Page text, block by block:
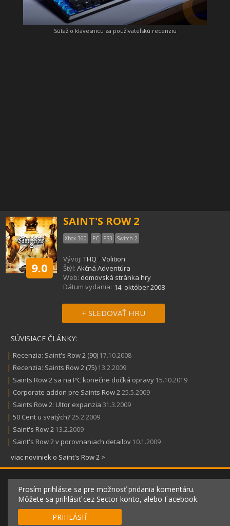
Súťaž o klávesnicu za používateľskú recenziu
9.0
SAINT'S ROW 2
Xbox 360 PC PS3 Switch 2
Vývoj: THQ / Volition
Štýl: Akčná Adventúra
Web: domovská stránka hry
Dátum vydania: 14. október 2008
+ SLEDOVAŤ HRU
SÚVISIACE ČLÁNKY:
| Recenzia: Saint's Row 2 (90) 17.10.2008
| Recenzia: Saints Row 2 (75) 13.2.2009
| Saints Row 2 sa na PC konečne dočká opravy 15.10.2019
| Corporate addon pre Saints Row 225.5.2009
| Saints Row 2: Ultor expanzia 31.3.2009
| 50 Cent u svätých?25.2.2009
| Saint's Row 2 13.2.2009
| Saint's Row 2 v porovnaniach detailov 10.1.2009
viac noviniek o Saint's Row 2 >
Prosím prihláste sa pre možnosť pridania komentáru.
Môžete sa prihlásiť cez Sector konto, alebo Facebook.
PRIHLÁSIŤ